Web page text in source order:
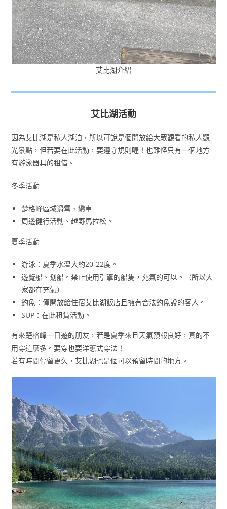
艾比湖介紹
艾比湖活動
因為艾比湖是私人湖泊，所以可說是個開放給大眾觀看的私人觀
光景點，但若要在此活動，要遵守規則喔！也難怪只有一個地方
有游泳器具的租借。
冬季活動
楚格峰區域滑雪、纜車
周邊健行活動、越野馬拉松。
夏季活動
游泳：夏季水溫大約20-22度。
遊覽船、划船。禁止使用引擎的船隻，充氣的可以。（所以大
家都在充氣）
釣魚：僅開放給住宿艾比湖飯店且擁有合法釣魚證的客人。
SUP：在此租賃活動。
有來楚格峰一日遊的朋友，若是夏季來且天氣預報良好，真的不
用穿這麼多。要穿也要洋蔥式穿法！
若有時間停留更久，艾比湖也是個可以預留時間的地方。